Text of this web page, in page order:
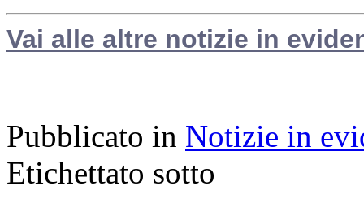
Vai alle altre notizie in
Pubblicato in Notizie in
Etichettato sotto